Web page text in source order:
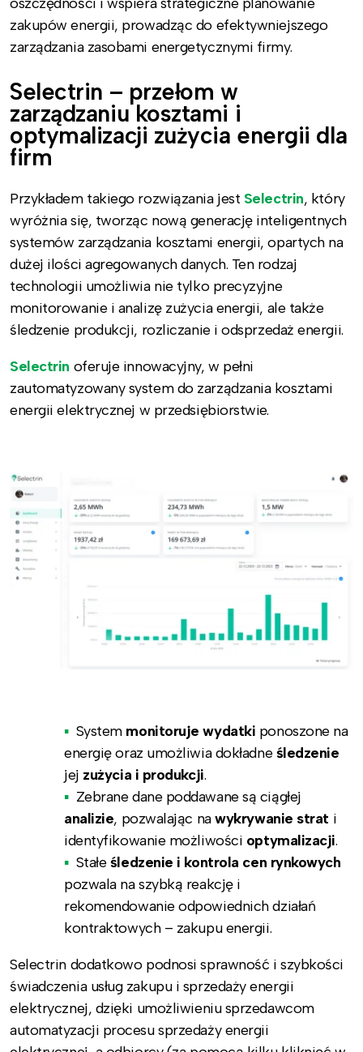
zakupów energii, prowadząc do efektywniejszego
zarządzania zasobami energetycznymi firmy.
Selectrin – przełom w
zarządzaniu kosztami i
optymalizacji zużycia energii dla
firm
Przykładem takiego rozwiązania jest Selectrin, który
wyróżnia się, tworząc nową generację inteligentnych
systemów zarządzania kosztami energii, opartych na
dużej ilości agregowanych danych. Ten rodzaj
technologii umożliwia nie tylko precyzyjne
monitorowanie i analizę zużycia energii, ale także
śledzenie produkcji, rozliczanie i odsprzedaż energii.
Selectrin oferuje innowacyjny, w pełni
zautomatyzowany system do zarządzania kosztami
energii elektrycznej w przedsiębiorstwie.
System monitoruje wydatki ponoszone na
energię oraz umożliwia dokładneśledzenie
jej zużycia i produkcji.
Zebrane dane poddawane są ciągłej
analizie, pozwalając nawykrywanie strat i
identyfikowanie możliwości optymalizacji.
Stałeśledzenie i kontrola cen rynkowych
pozwala na szybką reakcję i
rekomendowanie odpowiednich działań
kontraktowych – zakupu energii.
Selectrin dodatkowo podnosi sprawność i szybkości
świadczenia usług zakupu i sprzedaży energii
elektrycznej, dzięki umożliwieniu sprzedawcom
automatyzacji procesu sprzedaży energii